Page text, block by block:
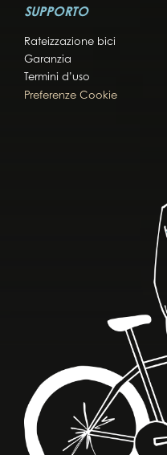
SUPPORTO
Rateizzazione bici
Garanzia
Termini d’uso
Preferenze Cookie